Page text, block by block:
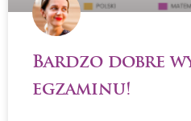
Bardzo dobre
egzaminu!